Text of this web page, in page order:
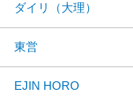
ダイリ（大理）
東営
EJIN HORO